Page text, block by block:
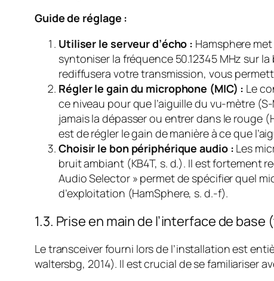
Guide de réglage :
Utiliser le serveur d’écho : Hamsphere
syntoniser la fréquence 50.12345 MHz sur
rediffusera votre transmission, vous
Régler le gain du microphone (MIC) : Le
ce niveau pour que l’aiguille du vu-mètre
jamais la dépasser ou entrer dans le rouge
est de régler le gain de manière à ce que
Choisir le bon périphérique audio : Les
bruit ambiant (KB4T, s. d.). Il est fortement
Audio Selector » permet de spécifier quel
d’exploitation (HamSphere, s. d.-f).
1.3. Prise en main de l’interface de
Le transceiver fourni lors de l’installation est
waltersbg, 2014). Il est crucial de se familiariser